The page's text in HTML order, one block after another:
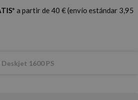
a partir de 40 € (envío estándar 3,95
Deskjet 1600 PS